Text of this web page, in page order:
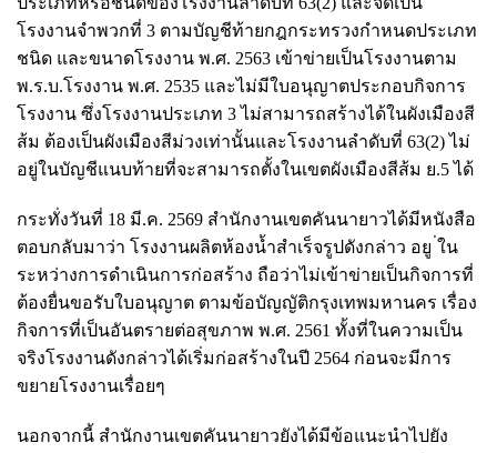
โรงงานจำพวกที่ 3 ตามบัญชีท้ายกฎกระทรวงกำหนดประเภท
ชนิด และขนาดโรงงาน พ.ศ. 2563 เข้าข่ายเป็นโรงงานตาม
พ.ร.บ.โรงงาน พ.ศ. 2535 และไม่มีใบอนุญาตประกอบกิจการ
โรงงาน ซึ่งโรงงานประเภท 3 ไม่สามารถสร้างได้ในผังเมืองสี
ส้ม ต้องเป็นผังเมืองสีม่วงเท่านั้นและโรงงานลำดับที่ 63(2) ไม่
อยู่ในบัญชีแนบท้ายที่จะสามารถตั้งในเขตผังเมืองสีส้ม ย.5 ได้
กระทั่งวันที่ 18 มี.ค. 2569 สำนักงานเขตคันนายาวได้มีหนังสือ
ตอบกลับมาว่า โรงงานผลิตห้องน้ำสำเร็จรูปดังกล่าว อยู ่ใน
ระหว่างการดำเนินการก่อสร้าง ถือว่าไม่เข้าข่ายเป็นกิจการที่
ต้องยื่นขอรับใบอนุญาต ตามข้อบัญญัติกรุงเทพมหานคร เรื่อง
กิจการที่เป็นอันตรายต่อสุขภาพ พ.ศ. 2561 ทั้งที่ในความเป็น
จริงโรงงานดังกล่าวได้เริ่มก่อสร้างในปี 2564 ก่อนจะมีการ
ขยายโรงงานเรื่อยๆ
นอกจากนี้ สำนักงานเขตคันนายาวยังได้มีข้อแนะนำไปยัง